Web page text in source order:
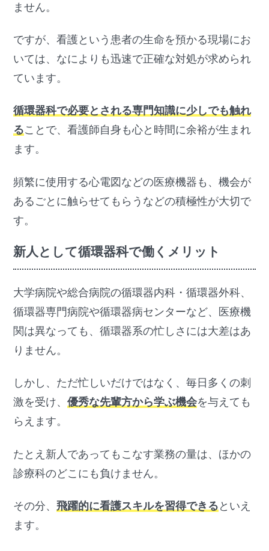
ません。
ですが、看護という患者の生命を預かる現場にお
いては、なによりも迅速で正確な対処が求められ
ています。
循環器科で必要とされる専門知識に少しでも触れ
ることで、看護師自身も心と時間に余裕が生まれ
ます。
頻繁に使用する心電図などの医療機器も、機会が
あるごとに触らせてもらうなどの積極性が大切で
す。
新人として循環器科で働くメリット
大学病院や総合病院の循環器内科・循環器外科、
循環器専門病院や循環器病センターなど、医療機
関は異なっても、循環器系の忙しさには大差はあ
りません。
しかし、ただ忙しいだけではなく、毎日多くの刺
激を受け、優秀な先輩方から学ぶ機会を与えても
らえます。
たとえ新人であってもこなす業務の量は、ほかの
診療科のどこにも負けません。
その分、飛躍的に看護スキルを習得できる といえ
ます。